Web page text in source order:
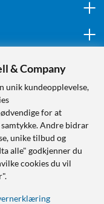
& Company
unik kundeopplevelse,
for at
Andre bidrar
unike tilbud og
alle" godkjenner du
cookies du vil